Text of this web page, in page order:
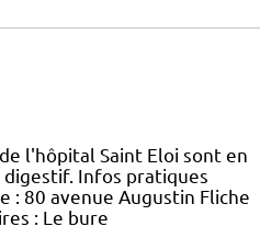
l'hôpital Saint Eloi sont en
Infos pratiques
: 80 avenue Augustin Fliche
: Le bure